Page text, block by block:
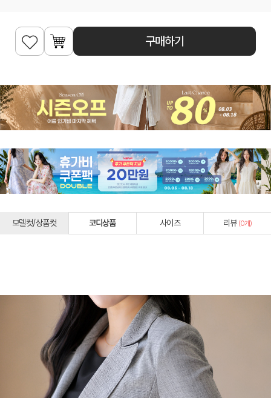
구매하기
모델컷/상품컷 코디상품 사이즈 리뷰 (0개)